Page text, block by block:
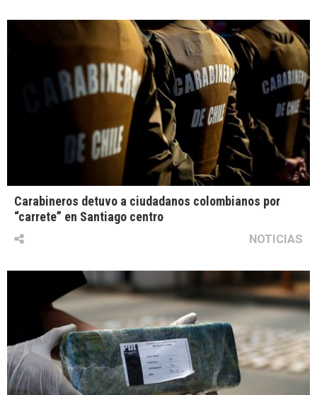
Carabineros detuvo a ciudadanos colombianos por
“carrete” en Santiago centro
NOTICIAS